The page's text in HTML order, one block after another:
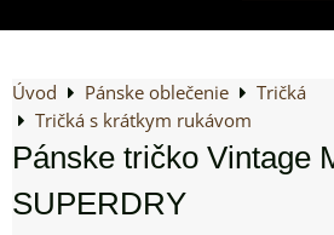
Úvod Pánske oblečenie
Tričká
Tričká s krátkym rukávom
Pánske tričko Vintage
SUPERDRY